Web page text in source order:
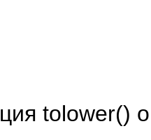
tolower()